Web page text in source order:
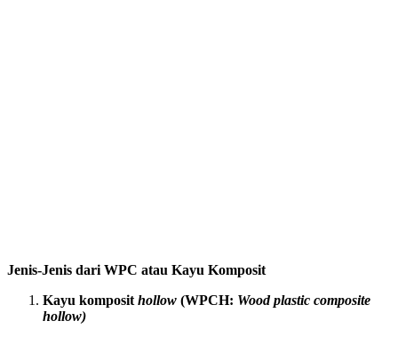
Jenis-Jenis dari WPC atau Kayu Komposit
Kayu komposit hollow (WPCH: Wood plastic composite
hollow)